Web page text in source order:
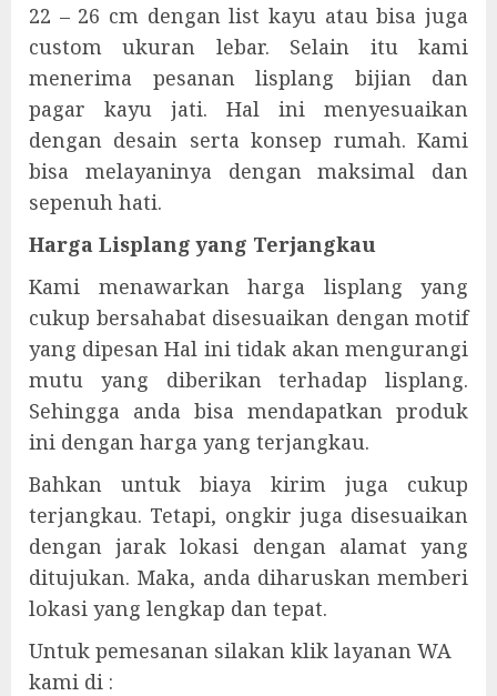
22 – 26 cm dengan list kayu atau bisa juga
custom ukuran lebar. Selain itu kami
menerima pesanan lisplang bijian dan
pagar kayu jati. Hal ini menyesuaikan
dengan desain serta konsep rumah. Kami
bisa melayaninya dengan maksimal dan
sepenuh hati.
Harga Lisplang yang Terjangkau
Kami menawarkan harga lisplang yang
cukup bersahabat disesuaikan dengan motif
yang dipesan Hal ini tidak akan mengurangi
mutu yang diberikan terhadap lisplang.
Sehingga anda bisa mendapatkan produk
ini dengan harga yang terjangkau.
Bahkan untuk biaya kirim juga cukup
terjangkau. Tetapi, ongkir juga disesuaikan
dengan jarak lokasi dengan alamat yang
ditujukan. Maka, anda diharuskan memberi
lokasi yang lengkap dan tepat.
Untuk pemesanan silakan klik layanan WA
kami di :